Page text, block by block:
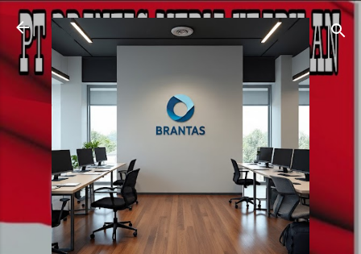
Langsung ke konten utama